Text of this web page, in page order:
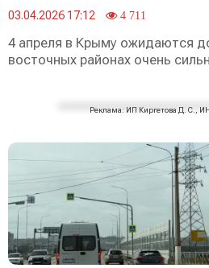
03.04.2026 17:12 4 711
4 апреля в Крыму ожидаются
восточных районах очень
Реклама: ИП Киргетова Д. С.,